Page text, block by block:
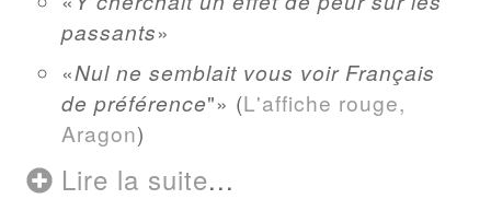
passants
Nul ne semblait vous voir Français
de préférence" (L'affiche rouge,
Aragon)
Lire la suite...